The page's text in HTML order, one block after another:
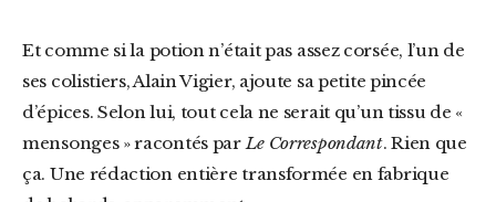
Et comme si la potion n’était pas assez corsée, l’un de
ses colistiers, Alain Vigier, ajoute sa petite pincée
d’épices. Selon lui, tout cela ne serait qu’un tissu de «
mensonges » racontés parLe Correspondant. Rien que
ça. Une rédaction entière transformée en fabrique